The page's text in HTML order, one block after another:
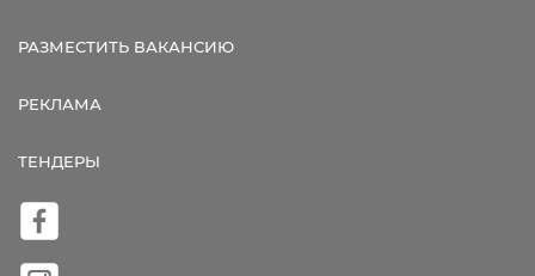
РАЗМЕСТИТЬ ВАКАНСИЮ
РЕКЛАМА
ТЕНДЕРЫ